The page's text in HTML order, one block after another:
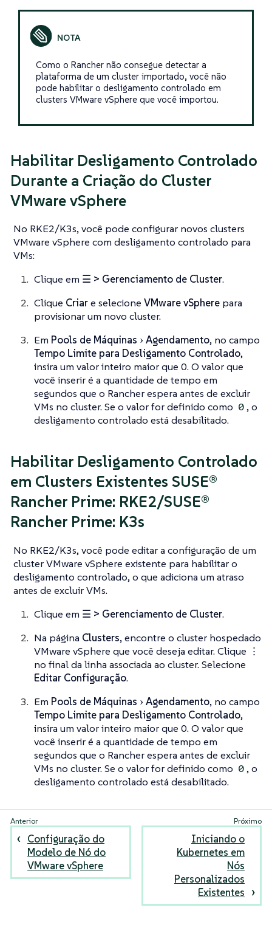
Como o Rancher não consegue detectar a
plataforma de um cluster importado, você não
pode habilitar o desligamento controlado em
clusters VMware vSphere que você importou.
Habilitar Desligamento Controlado
Durante a Criação do Cluster
VMware vSphere
No RKE2/K3s, você pode configurar novos clusters
VMware vSphere com desligamento controlado para
VMs:
Clique em ☰ > Gerenciamento de Cluster.
Clique Criare selecione VMware vSphere para
provisionar um novo cluster.
Em Pools de Máquinas Agendamento, no campo
Tempo Limite para Desligamento Controlado,
insira um valor inteiro maior que 0. O valor que
você inserir é a quantidade de tempo em
segundos que o Rancher espera antes de excluir
VMs no cluster. Se o valor for definido como 0, o
desligamento controlado está desabilitado.
Habilitar Desligamento Controlado
em Clusters Existentes SUSE®
Rancher Prime: RKE2/SUSE®
Rancher Prime: K3s
No RKE2/K3s, você pode editar a configuração de um
cluster VMware vSphere existente para habilitar o
desligamento controlado, o que adiciona um atraso
antes de excluir VMs.
Clique em ☰ > Gerenciamento de Cluster.
Na página Clusters, encontre o cluster hospedado
VMware vSphere que você deseja editar. Clique ⋮
no final da linha associada ao cluster. Selecione
Editar Configuração.
Em Pools de Máquinas Agendamento, no campo
Tempo Limite para Desligamento Controlado,
insira um valor inteiro maior que 0. O valor que
você inserir é a quantidade de tempo em
segundos que o Rancher espera antes de excluir
VMs no cluster. Se o valor for definido como 0, o
desligamento controlado está desabilitado.
Configuração do
Modelo de Nó do
VMware vSphere
Iniciando o
Kubernetes em
Nós
Personalizados
Existentes